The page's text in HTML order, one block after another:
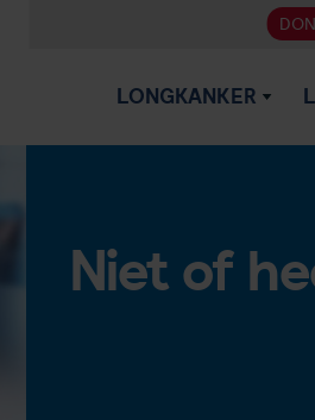
LONGKANKER
Niet of